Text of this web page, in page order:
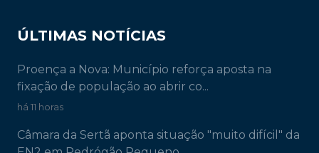
ÚLTIMAS NOTÍCIAS
Proença a Nova: Município reforça aposta na
fixação de população ao abrir co...
há 11 horas
Câmara da Sertã aponta situação "muito difícil" da